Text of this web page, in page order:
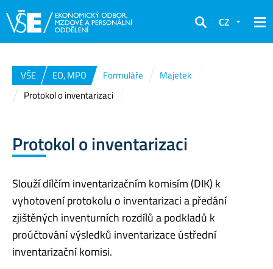
Hledat
CZ
VŠE EO, MPO Formuláře
Majetek
Protokol o inventarizaci
Protokol o inventarizaci
Slouží dílčím inventarizačním komisím (DIK) k
vyhotovení protokolu o inventarizaci a předání
zjištěných inventurních rozdílů a podkladů k
proúčtování výsledků inventarizace ústřední
inventarizační komisi.